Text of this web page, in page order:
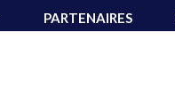
PARTENAIRES